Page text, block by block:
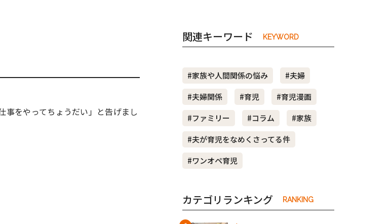
事をやってちょうだい」と告げまし
関連キーワード KEYWORD
#家族や人間関係の悩み
#夫婦
#夫婦関係
#育児
#育児漫画
#ファミリー
#コラム
#家族
#夫が育児をなめくさってる件
#ワンオペ育児
カテゴリランキング RANKING